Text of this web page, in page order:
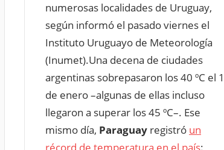
numerosas localidades de Uruguay,
según informó el pasado viernes el
Instituto Uruguayo de Meteorología
(Inumet).Una decena de ciudades
argentinas sobrepasaron los 40 ºC el 1
de enero –algunas de ellas incluso
llegaron a superar los 45 ºC–. Ese
mismo día, Paraguay registró un